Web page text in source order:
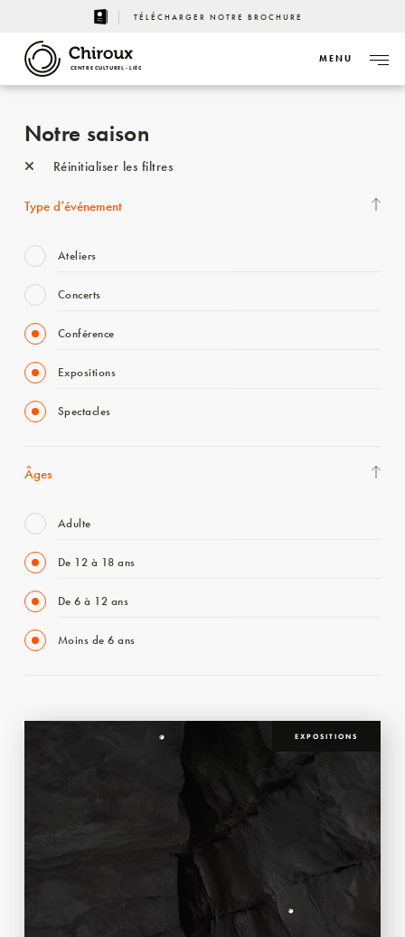
TÉLÉCHARGER NOTRE BROCHURE
CENTRE CULTUREL - LIÈGE
MENU
Notre saison
Réinitialiser les filtres
Type d’événement
Ateliers
Concerts
Conférence
Expositions
Spectacles
Âges
Adulte
De 12 à 18 ans
De 6 à 12 ans
Moins de 6 ans
EXPOSITIONS